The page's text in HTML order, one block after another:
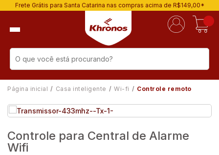
Frete Grátis para Santa Catarina nas compras acima de R$149,00*
Página inicial Casa inteligente Wi-fi Controle remoto
Controle para Central de Alarme
Wifi